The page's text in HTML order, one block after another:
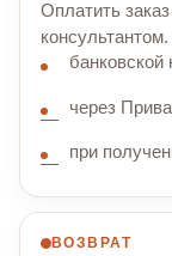
Оплатить
консультантом.
банковской
через
при
ВОЗВРАТ